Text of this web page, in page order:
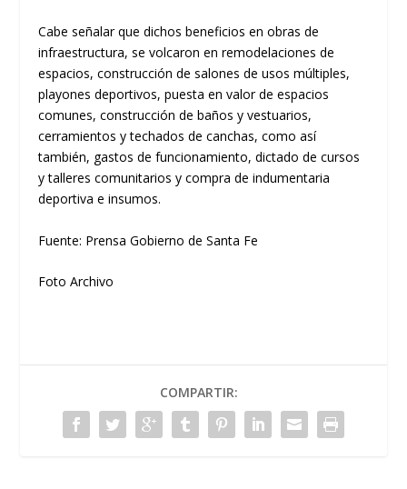
Cabe señalar que dichos beneficios en obras de
infraestructura, se volcaron en remodelaciones de
espacios, construcción de salones de usos múltiples,
playones deportivos, puesta en valor de espacios
comunes, construcción de baños y vestuarios,
cerramientos y techados de canchas, como así
también, gastos de funcionamiento, dictado de cursos
y talleres comunitarios y compra de indumentaria
deportiva e insumos.
Fuente: Prensa Gobierno de Santa Fe
Foto Archivo
COMPARTIR: